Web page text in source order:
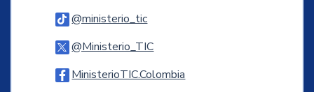
@ministerio_ticLogo Tiktok
@Ministerio_TICLogo Twitter
MinisterioTIC.Colombia